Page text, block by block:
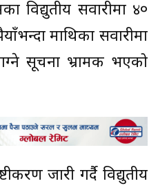
विद्युतीय सवारीमा ४०
माथिका सवारीमा
सूचना भ्रामक भएको
जारी गर्दै विद्युतीय